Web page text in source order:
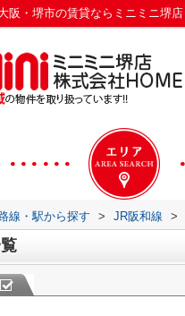
阪・堺市の賃貸ならミニミニ堺店
線・駅から探す > JR阪和線 >